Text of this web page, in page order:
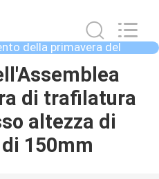
della primavera del
di trafilatura
altezza di
150mm